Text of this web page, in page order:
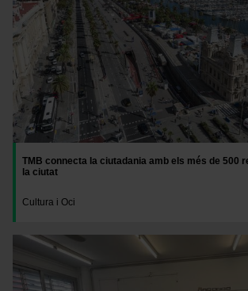
TMB connecta la ciutadania amb els més de 500
la ciutat
Cultura i Oci